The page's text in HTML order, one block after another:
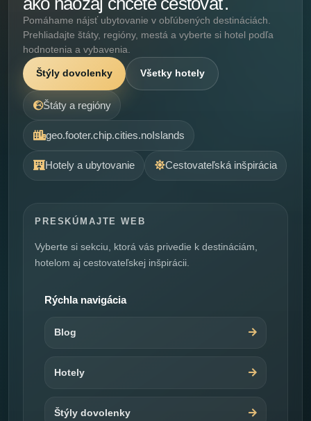
Pomáhame nájsť ubytovanie v obľúbených destináciách.
Prehliadajte štáty, regióny, mestá a vyberte si hotel podľa
hodnotenia a vybavenia.
Štýly dovolenky Všetky hotely
Štáty a regióny
geo.footer.chip.cities.noIslands
Hotely a ubytovanie Cestovateľská inšpirácia
PRESKÚMAJTE WEB
Vyberte si sekciu, ktorá vás privedie k destináciám,
hotelom aj cestovateľskej inšpirácii.
Rýchla navigácia
Blog
Hotely
Štýly dovolenky